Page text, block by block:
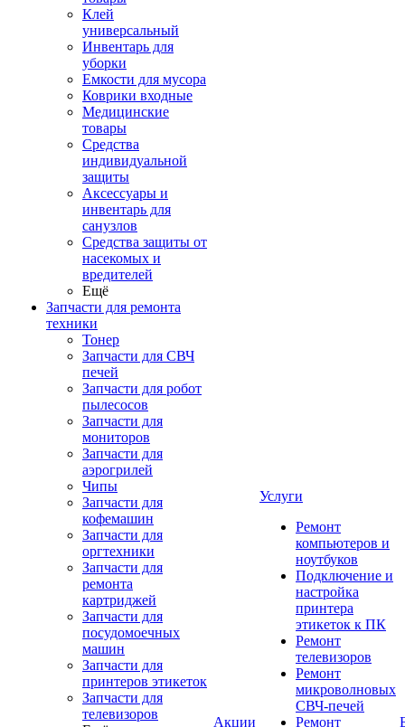
Клей
универсальный
Инвентарь для
уборки
Емкости для мусора
Коврики входные
Медицинские
товары
Средства
индивидуальной
защиты
Аксессуары и
инвентарь для
санузлов
Средства защиты от
насекомых и
вредителей
Ещё
Запчасти для ремонта
техники
Тонер
Запчасти для СВЧ
печей
Запчасти для робот
пылесосов
Запчасти для
мониторов
Запчасти для
аэрогрилей
Чипы
Запчасти для
кофемашин
Запчасти для
оргтехники
Запчасти для
ремонта
картриджей
Запчасти для
посудомоечных
машин
Запчасти для
принтеров этикеток
Запчасти для
телевизоров
Акции
Услуги
Ремонт
компьютеров и
ноутбуков
Подключение и
настройка
принтера
этикеток к ПК
Ремонт
телевизоров
Ремонт
микроволновых
СВЧ-печей
Ремонт